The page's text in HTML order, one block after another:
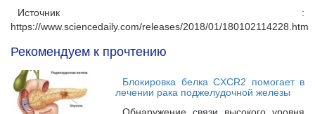
Источник :
https://www.sciencedaily.com/releases/2018/01/180102114228.htm
Рекомендуем к прочтению
Блокировка белка CXCR2 помогает в
лечении рака поджелудочной железы